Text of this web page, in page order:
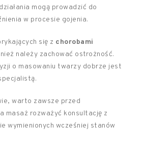
mogą prowadzić do
w procesie gojenia.
się z chorobami
należy zachować ostrożność.
o masowaniu twarzy dobrze jest
warto zawsze przed
masaż rozważyć konsultację z
wymienionych wcześniej stanów